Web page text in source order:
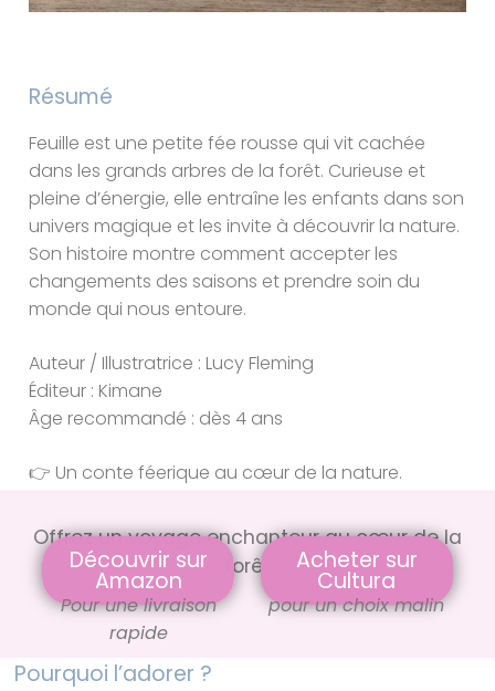
Résumé
Feuille est une petite fée rousse qui vit cachée
dans les grands arbres de la forêt. Curieuse et
pleine d’énergie, elle entraîne les enfants dans son
univers magique et les invite à découvrir la nature.
Son histoire montre comment accepter les
changements des saisons et prendre soin du
monde qui nous entoure.
Auteur / Illustratrice : Lucy Fleming
Éditeur : Kimane
Âge recommandé : dès 4 ans
👉 Un conte féerique au cœur de la nature.
Offrez un voyage enchanteur au cœur de la
forêt
Découvrir sur
Amazon
Pour une livraison
rapide
Acheter sur
Cultura
pour un choix malin
Pourquoi l’adorer ?